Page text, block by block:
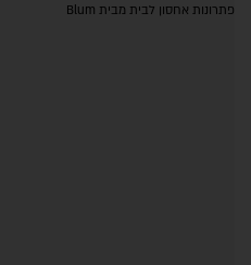
פתרונות אחסון לבית מבית Blum